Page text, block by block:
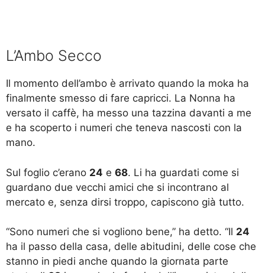
L’Ambo Secco
Il momento dell’ambo è arrivato quando la moka ha
finalmente smesso di fare capricci. La Nonna ha
versato il caffè, ha messo una tazzina davanti a me
e ha scoperto i numeri che teneva nascosti con la
mano.
Sul foglio c’erano 24 e 68. Li ha guardati come si
guardano due vecchi amici che si incontrano al
mercato e, senza dirsi troppo, capiscono già tutto.
“Sono numeri che si vogliono bene,” ha detto. “Il 24
ha il passo della casa, delle abitudini, delle cose che
stanno in piedi anche quando la giornata parte